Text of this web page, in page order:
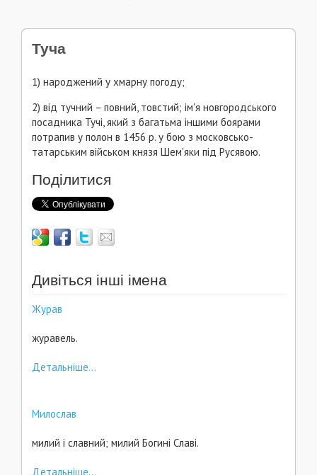
Туча
1) народжений у хмарну погоду;
2) від тучний – повний, товстий; ім'я новгородського
посадника Тучі, який з багатьма іншими боярами
потрапив у полон в 1456 p. у бою з московсько-
татарським військом князя Шем'яки під Русявою.
Поділитися
Дивіться інші імена
Журав
журавель.
Детальніше...
Милослав
милий і славний; милий Богині Славі.
Детальніше...